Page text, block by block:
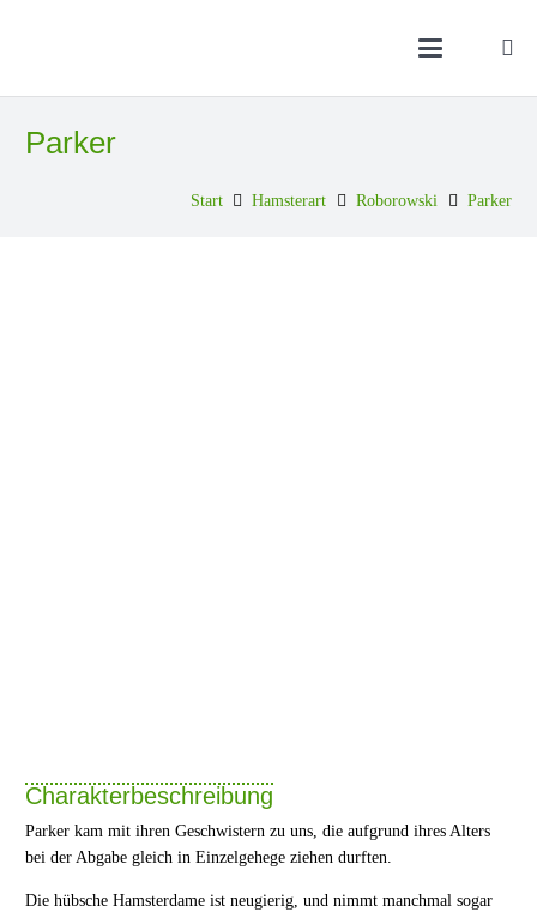
Parker
Start Hamsterart Roborowski Parker
Charakterbeschreibung
Parker kam mit ihren Geschwistern zu uns, die aufgrund ihres Alters
bei der Abgabe gleich in Einzelgehege ziehen durften.
Die hübsche Hamsterdame ist neugierig, und nimmt manchmal sogar